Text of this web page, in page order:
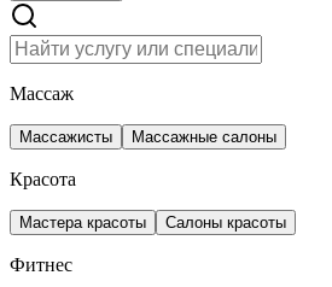
Массаж
Массажисты Массажные салоны
Красота
Мастера красоты Салоны красоты
Фитнес